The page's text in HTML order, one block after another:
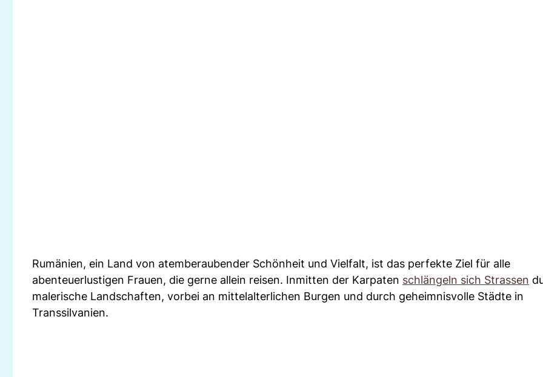
Rumänien, ein Land von atemberaubender Schönheit und Vielfalt, ist das perfekte Ziel für alle
abenteuerlustigen Frauen, die gerne allein reisen. Inmitten der Karpaten schlängeln sich Strassen
malerische Landschaften, vorbei an mittelalterlichen Burgen und durch geheimnisvolle Städte in
Transsilvanien.